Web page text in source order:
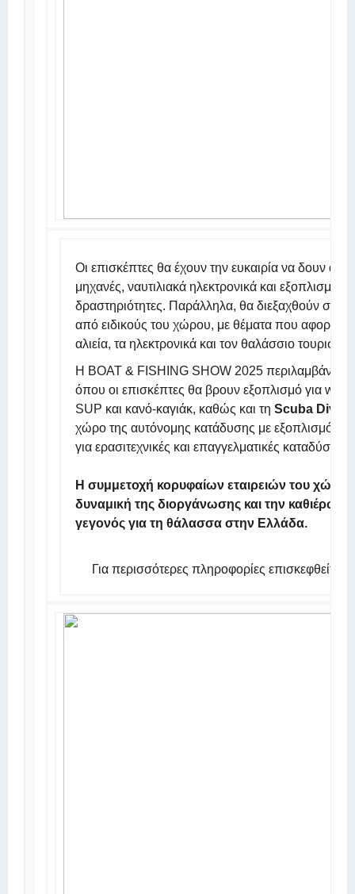
Οι επισκέπτες θα έχουν την ευκαιρία να δουν
μηχανές, ναυτιλιακά ηλεκτρονικά και εξοπλισμό
δραστηριότητες. Παράλληλα, θα διεξαχθούν
από ειδικούς του χώρου, με θέματα που αφορούν
αλιεία, τα ηλεκτρονικά και τον θαλάσσιο τουρισμό.
Η BOAT & FISHING SHOW 2025 περιλαμβάνει
όπου οι επισκέπτες θα βρουν εξοπλισμό για
SUP και κανό-καγιάκ, καθώς και τη Scuba Dive
χώρο της αυτόνομης κατάδυσης με εξοπλισμό,
για ερασιτεχνικές και επαγγελματικές καταδύσεις.
Η συμμετοχή κορυφαίων εταιρειών του χώρου
δυναμική της διοργάνωσης και την
γεγονός για τη θάλασσα στην Ελλάδα.
Για περισσότερες πληροφορίες επισκεφθείτε: